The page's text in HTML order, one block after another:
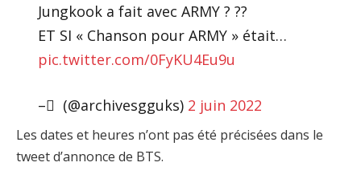
Jungkook a fait avec ARMY ? ??
ET SI « Chanson pour ARMY » était…
pic.twitter.com/0FyKU4Eu9u
– ً (@archivesgguks) 2 juin 2022
Les dates et heures n’ont pas été précisées dans le
tweet d’annonce de BTS.